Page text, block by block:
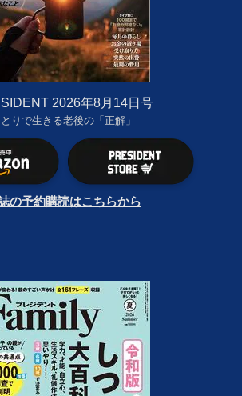
2026年8月14日号
りで生きる老後の「正解」
の予約購読はこちらから